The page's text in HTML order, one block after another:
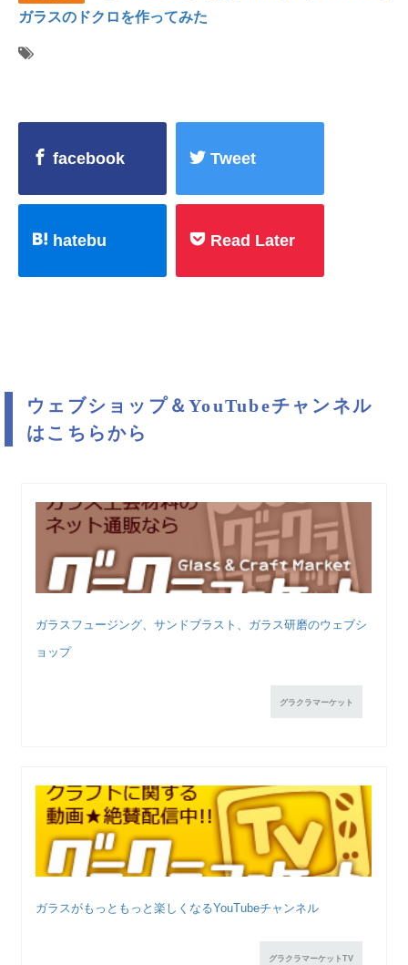
ガラスのドクロを作ってみた
facebook Tweet
hatebu Read Later
ウェブショップ＆YouTubeチャンネル
はこちらから
ガラスフュージング、サンドブラスト、ガラス研磨のウェブシ
ョップ
グラクラマーケット
ガラスがもっともっと楽しくなるYouTubeチャンネル
グラクラマーケットTV